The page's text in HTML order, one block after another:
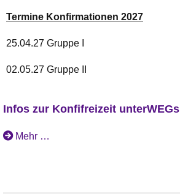
Termine Konfirmationen 2027
25.04.27 Gruppe I
02.05.27 Gruppe II
Infos zur Konfifreizeit unterWEGs
Mehr …